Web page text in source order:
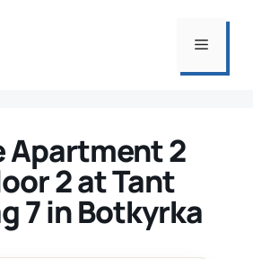
Meny
Apartment 2
2 at Tant
7 in Botkyrka